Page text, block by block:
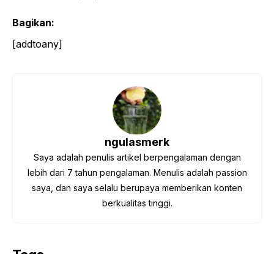
Bagikan:
[addtoany]
ngulasmerk
Saya adalah penulis artikel berpengalaman dengan
lebih dari 7 tahun pengalaman. Menulis adalah passion
saya, dan saya selalu berupaya memberikan konten
berkualitas tinggi.